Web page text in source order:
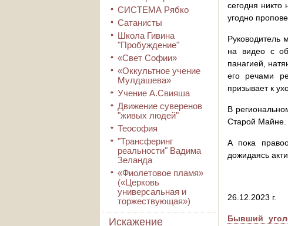
СИСТЕМА Рябко
Сатанисты
Школа Гивина
"Пробуждение"
«Свет Софии»
«Оккультное учение
Мулдашева»
Учение А.Свияша
Движение суверенов
"живых людей"
Теософия
"Трансферинг
реальности" Вадима
Зеланда
«Фиолетовое пламя»
(«Церковь
универсальная и
торжествующая»)
Искажение
сегодня никто
угодно
Руководитель
на видео с
панагией,
его речами
призывает к
В
Старой Майне.
А пока
дожидаясь
26.12.2023 г.
Бывший